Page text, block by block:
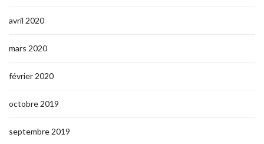
avril 2020
mars 2020
février 2020
octobre 2019
septembre 2019